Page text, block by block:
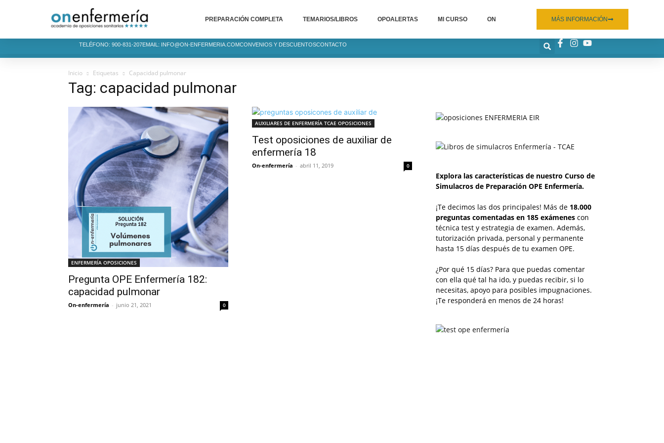
PREPARACIÓN COMPLETA TEMARIOS/LIBROS OPOALERTAS MI CURSO ON MÁS INFORMACIÓN
TELÉFONO: 900-831-207EMAIL: INFO@ON-ENFERMERIA.COMCONVENIOS Y DESCUENTOSCONTACTO
Inicio Etiquetas Capacidad pulmonar
Tag: capacidad pulmonar
ENFERMERÍA OPOSICIONES
Pregunta OPE Enfermería 182:
capacidad pulmonar
On-enfermería - junio 21, 2021 0
AUXILIARES DE ENFERMERÍA TCAE OPOSICIONES
Test oposiciones de auxiliar de
enfermería 18
On-enfermería - abril 11, 2019 0
Explora las características de nuestro Curso de
Simulacros de Preparación OPE Enfermería.
¡Te decimos las dos principales! Más de 18.000
preguntas comentadas en 185 exámenes con
técnica test y estrategia de examen. Además,
tutorización privada, personal y permanente
hasta 15 días después de tu examen OPE.
¿Por qué 15 días? Para que puedas comentar
con ella qué tal ha ido, y puedas recibir, si lo
necesitas, apoyo para posibles impugnaciones.
¡Te responderá en menos de 24 horas!